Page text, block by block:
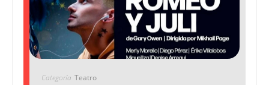
Categoría Teatro